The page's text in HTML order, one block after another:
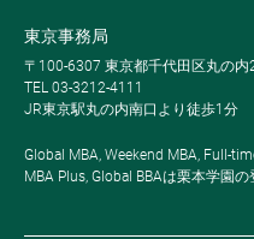
東京事務局
〒100-6307 東京都千代田区丸の内
TEL 03-3212-4111
JR東京駅丸の内南口より徒歩1分
Global MBA, Weekend MBA, Full-
MBA Plus, Global BBAは栗本学園の